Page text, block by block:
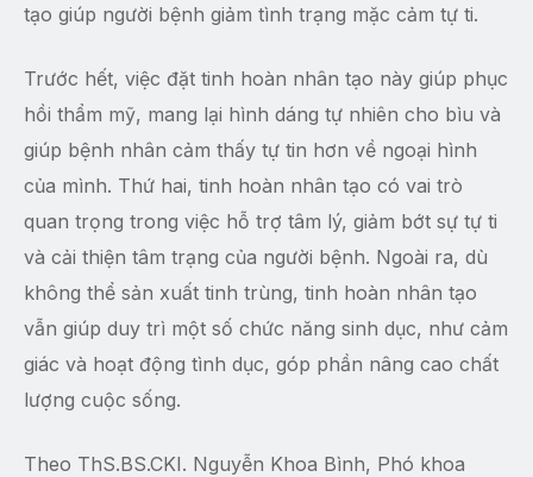
tạo giúp người bệnh giảm tình trạng mặc cảm tự ti.
Trước hết, việc đặt tinh hoàn nhân tạo này giúp phục
hồi thẩm mỹ, mang lại hình dáng tự nhiên cho bìu và
giúp bệnh nhân cảm thấy tự tin hơn về ngoại hình
của mình. Thứ hai, tinh hoàn nhân tạo có vai trò
quan trọng trong việc hỗ trợ tâm lý, giảm bớt sự tự ti
và cải thiện tâm trạng của người bệnh. Ngoài ra, dù
không thể sản xuất tinh trùng, tinh hoàn nhân tạo
vẫn giúp duy trì một số chức năng sinh dục, như cảm
giác và hoạt động tình dục, góp phần nâng cao chất
lượng cuộc sống.
Theo ThS.BS.CKI. Nguyễn Khoa Bình, Phó khoa